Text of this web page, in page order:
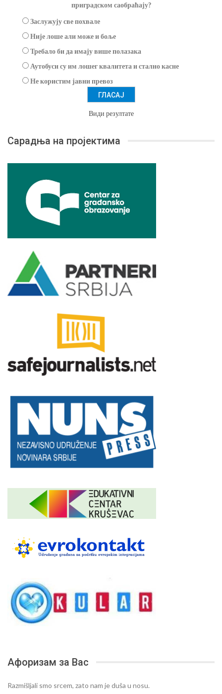
приградском саобраћају?
Заслужују све похвале
Није лоше али може и боље
Требало би да имају више полазака
Аутобуси су им лошег квалитета и стално касне
Не користим јавни превоз
Види резултате
Сарадња на пројектима
Афоризам за Вас
Razmišljali smo srcem, zato nam je duša u nosu.